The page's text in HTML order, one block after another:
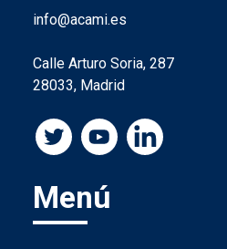
info@acami.es
Calle Arturo Soria, 287
28033, Madrid
Menú